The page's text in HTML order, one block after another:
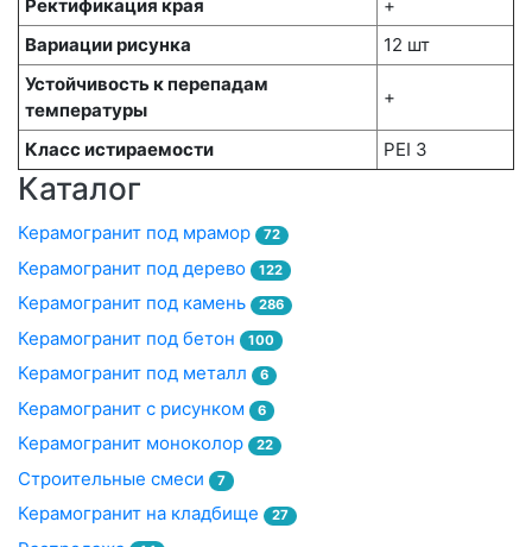
Ректификация края
+
Вариации рисунка
12 шт
Устойчивость к перепадам
температуры
+
Класс истираемости PEI 3
Каталог
Керамогранит под мрамор 72
Керамогранит под дерево 122
Керамогранит под камень 286
Керамогранит под бетон 100
Керамогранит под металл 6
Керамогранит с рисунком 6
Керамогранит моноколор 22
Строительные смеси 7
Керамогранит на кладбище 27